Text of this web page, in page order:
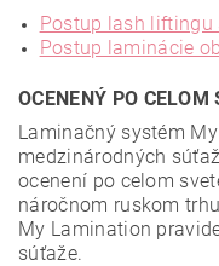
Postup lash liftingu
Postup laminácie
OCENENÝ PO CELOM
Laminačný systém
medzinárodných
ocenení po celom
náročnom ruskom
My Lamination
súťaže.